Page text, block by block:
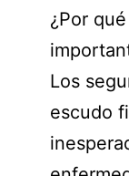
¿Por
Los
escudo